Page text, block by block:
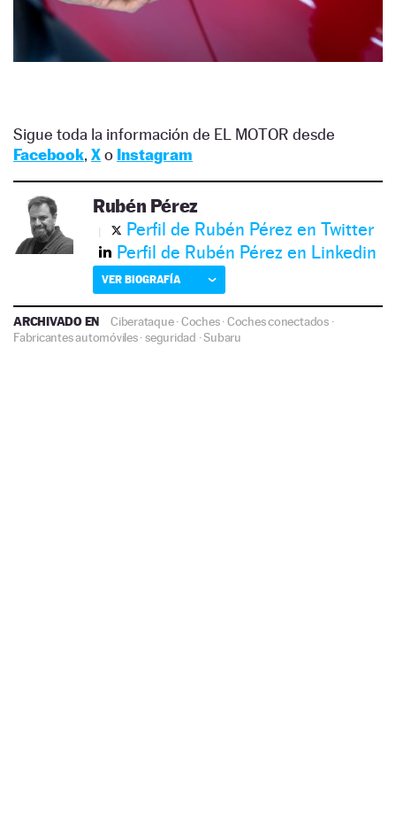
Sigue toda la información de EL MOTOR desde
Facebook, Xo Instagram
Rubén Pérez
Perfil de Rubén Pérez en Twitter
Perfil de Rubén Pérez en Linkedin
VER BIOGRAFÍA
ARCHIVADO EN Ciberataque·Coches·Coches conectados·
Fabricantes automóviles·seguridad ·Subaru